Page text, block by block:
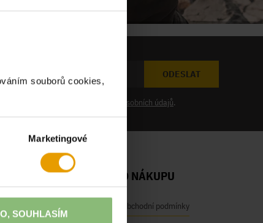
souborů cookies,
Marketingové
SOUHLASÍM
ODESLAT
a souhlasím se zpracováním osobních údajů.
SLUŽBY
odběr na prodejnách
O NÁKUPU
Obchodní podmínky